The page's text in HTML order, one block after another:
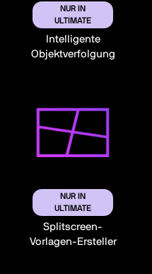
NUR IN
ULTIMATE
Intelligente
Objektverfolgung
NUR IN
ULTIMATE
Splitscreen-
Vorlagen-Ersteller